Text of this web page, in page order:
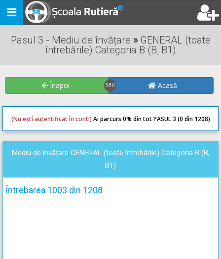
Toggle
navigation
Pasul 3 - Mediu de învățare »GENERAL (toate
întrebările) Categoria B (B, B1)
Înapoi Acasă
(Nu ești autentificat în cont!) Ai parcurs 0% din tot PASUL 3 (0 din 1208)
0
Mediu de învățare GENERAL (toate întrebările) Categoria B (B,
B1)
Întrebarea 1003 din 1208